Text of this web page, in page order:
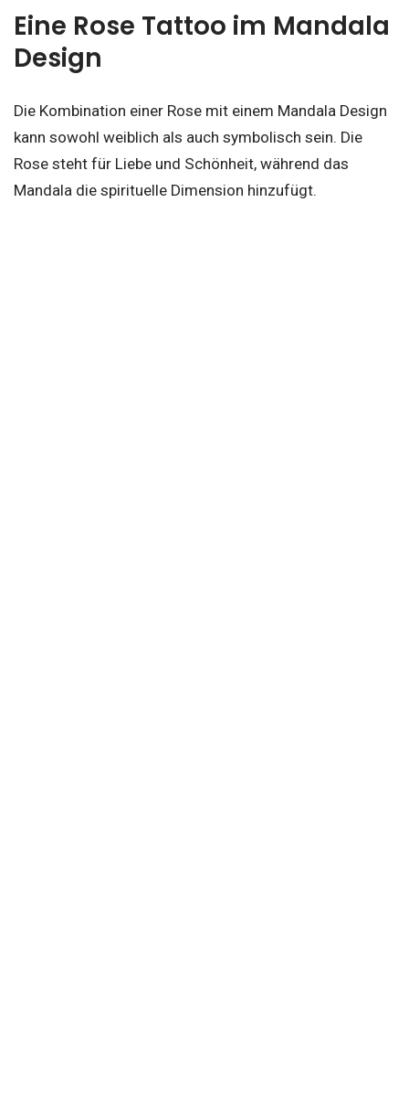
Eine Rose Tattoo im Mandala
Design
Die Kombination einer Rose mit einem Mandala Design
kann sowohl weiblich als auch symbolisch sein. Die
Rose steht für Liebe und Schönheit, während das
Mandala die spirituelle Dimension hinzufügt.